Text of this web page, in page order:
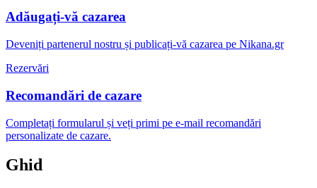
Adăugați-vă cazarea
Deveniți partenerul nostru și publicați-vă cazarea pe Nikana.gr
Rezervări
Recomandări de cazare
Completați formularul și veți primi pe e-mail recomandări
personalizate de cazare.
Ghid